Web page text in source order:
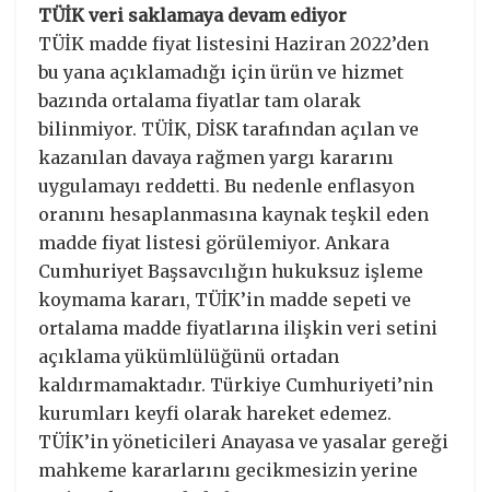
TÜİK veri saklamaya devam ediyor
TÜİK madde fiyat listesini Haziran 2022’den
bu yana açıklamadığı için ürün ve hizmet
bazında ortalama fiyatlar tam olarak
bilinmiyor. TÜİK, DİSK tarafından açılan ve
kazanılan davaya rağmen yargı kararını
uygulamayı reddetti. Bu nedenle enflasyon
oranını hesaplanmasına kaynak teşkil eden
madde fiyat listesi görülemiyor. Ankara
Cumhuriyet Başsavcılığın hukuksuz işleme
koymama kararı, TÜİK’in madde sepeti ve
ortalama madde fiyatlarına ilişkin veri setini
açıklama yükümlülüğünü ortadan
kaldırmamaktadır. Türkiye Cumhuriyeti’nin
kurumları keyfi olarak hareket edemez.
TÜİK’in yöneticileri Anayasa ve yasalar gereği
mahkeme kararlarını gecikmesizin yerine